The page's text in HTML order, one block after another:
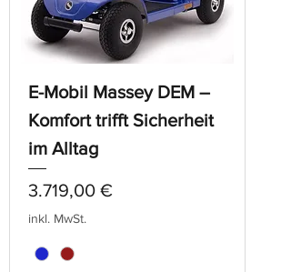
E-Mobil Massey DEM –
Komfort trifft Sicherheit
im Alltag
Preis
3.719,00 €
inkl. MwSt.